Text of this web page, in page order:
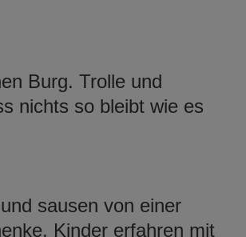
Burg. Trolle und
nichts so bleibt wie es
sausen von einer
Kinder erfahren mit